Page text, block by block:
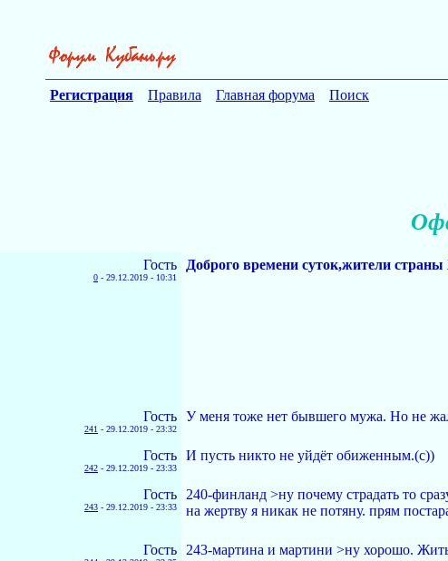
Регистрация Правила Главная форума Поиск
Гость
0 - 29.12.2019 - 10:31
Доброго времени суток,жители
Гость
241 - 29.12.2019 - 23:32
У меня тоже нет бывшего мужа. Но не
Гость
242 - 29.12.2019 - 23:33
И пусть никто не уйдёт обиженным.(с))
Гость
243 - 29.12.2019 - 23:33
240-финланд >ну почему страдать то
на жертву я никак не потяну. прям
Гость
243-мартина и мартини >ну хорошо.